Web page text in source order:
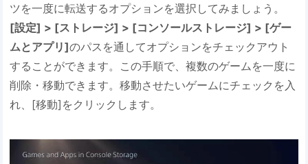
ツを一度に転送するオプションを選択してみましょう。
[設定] > [ストレージ] > [コンソールストレージ] > [ゲー
ムとアプリ]のパスを通してオプションをチェックアウト
することができます。この手順で、複数のゲームを一度に
削除・移動できます。移動させたいゲームにチェックを入
れ、[移動]をクリックします。